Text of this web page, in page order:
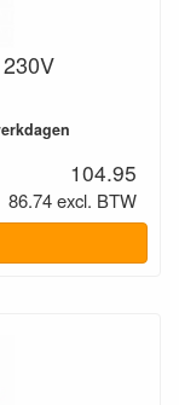
104.95
86.74 excl. BTW